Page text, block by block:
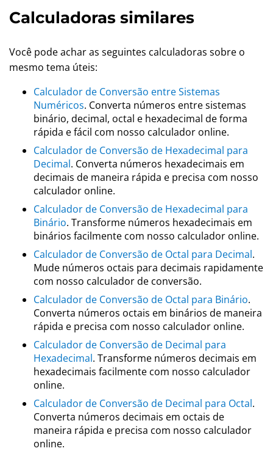
Calculadoras similares
Você pode achar as seguintes calculadoras sobre o
mesmo tema úteis:
Calculador de Conversão entre Sistemas
Numéricos. Converta números entre sistemas
binário, decimal, octal e hexadecimal de forma
rápida e fácil com nosso calculador online.
Calculador de Conversão de Hexadecimal para
Decimal. Converta números hexadecimais em
decimais de maneira rápida e precisa com nosso
calculador online.
Calculador de Conversão de Hexadecimal para
Binário. Transforme números hexadecimais em
binários facilmente com nosso calculador online.
Calculador de Conversão de Octal para Decimal.
Mude números octais para decimais rapidamente
com nosso calculador de conversão.
Calculador de Conversão de Octal para Binário.
Converta números octais em binários de maneira
rápida e precisa com nosso calculador online.
Calculador de Conversão de Decimal para
Hexadecimal. Transforme números decimais em
hexadecimais facilmente com nosso calculador
online.
Calculador de Conversão de Decimal para Octal.
Converta números decimais em octais de
maneira rápida e precisa com nosso calculador
online.